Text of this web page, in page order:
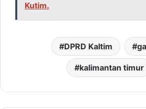
Kutim.
DPRD Kaltim
kalimantan timur